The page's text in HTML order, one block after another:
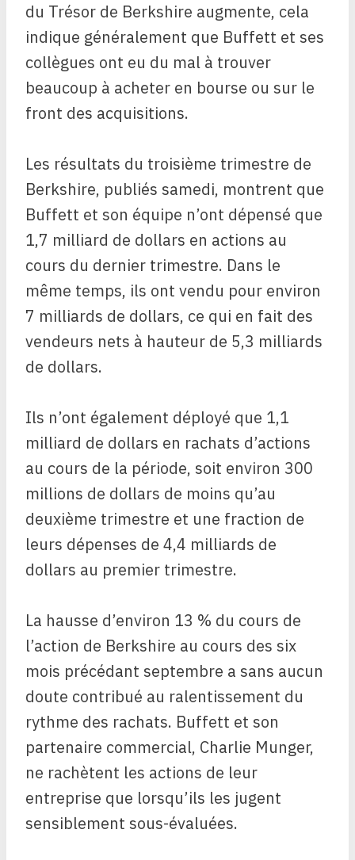
du Trésor de Berkshire augmente, cela
indique généralement que Buffett et ses
collègues ont eu du mal à trouver
beaucoup à acheter en bourse ou sur le
front des acquisitions.
Les résultats du troisième trimestre de
Berkshire, publiés samedi, montrent que
Buffett et son équipe n’ont dépensé que
1,7 milliard de dollars en actions au
cours du dernier trimestre. Dans le
même temps, ils ont vendu pour environ
7 milliards de dollars, ce qui en fait des
vendeurs nets à hauteur de 5,3 milliards
de dollars.
Ils n’ont également déployé que 1,1
milliard de dollars en rachats d’actions
au cours de la période, soit environ 300
millions de dollars de moins qu’au
deuxième trimestre et une fraction de
leurs dépenses de 4,4 milliards de
dollars au premier trimestre.
La hausse d’environ 13 % du cours de
l’action de Berkshire au cours des six
mois précédant septembre a sans aucun
doute contribué au ralentissement du
rythme des rachats. Buffett et son
partenaire commercial, Charlie Munger,
ne rachètent les actions de leur
entreprise que lorsqu’ils les jugent
sensiblement sous-évaluées.